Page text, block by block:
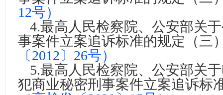
12号）
4.最高人民检察院、公安部关
事案件立案追诉标准的规定（三
〔2012〕 26号）
5.最高人民检察院、公安部关
犯商业秘密刑事案件立案追诉标